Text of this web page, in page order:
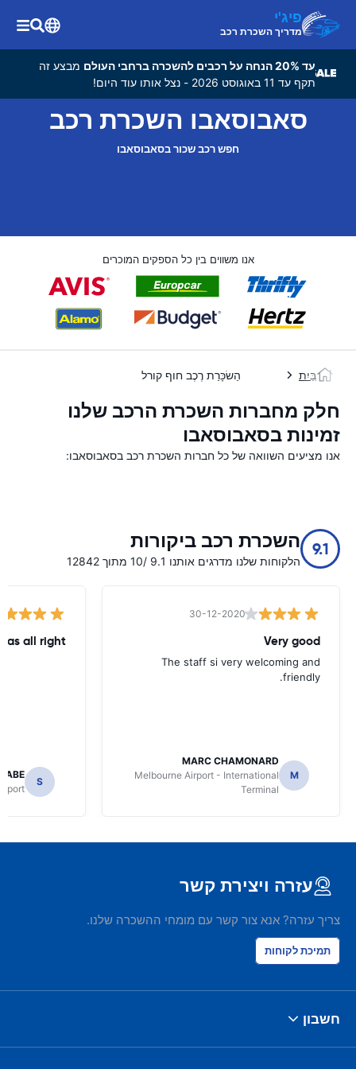
פיג'י
מדריך השכרת רכב
עד 20% הנחה על רכבים להשכרה ברחבי העולם
מבצע זה
תקף עד 11 באוגוסט 2026 - נצל אותו עוד היום!
סאבוסאבו השכרת רכב
חפש רכב שכור בסאבוסאבו
אנו משווים בין כל הספקים המוכרים
בַּיִת הַשׂכָּרַת רֶכֶב חוף קורל
חלק מחברות השכרת הרכב שלנו
זמינות בסאבוסאבו
אנו מציעים השוואה של כל חברות השכרת רכב בסאבוסאבו:
9.1 השכרת רכב ביקורות
הלקוחות שלנו מדרגים אותנו 9.1 /10 מתוך 12842
30-12-2020
Very good
The staff si very welcoming and
friendly.
M
MARC CHAMONARD
Melbourne Airport - International
Terminal
all right
S
עזרה ויצירת קשר
צריך עזרה? אנא צור קשר עם מומחי ההשכרה שלנו.
תמיכת לקוחות
חשבון